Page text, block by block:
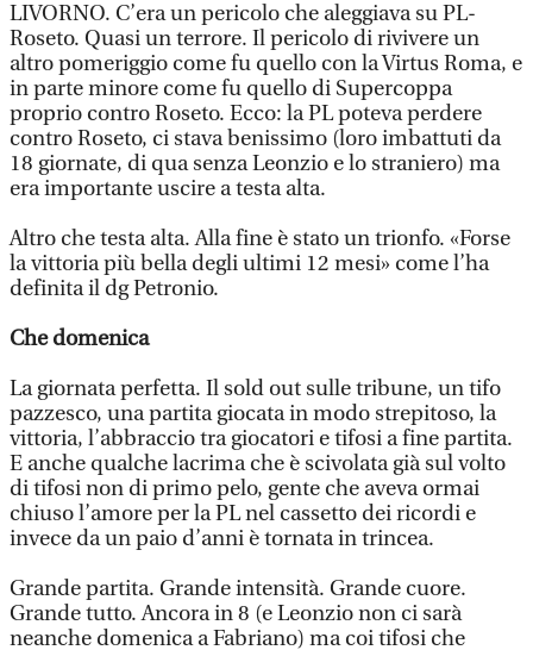
LIVORNO. C’era un pericolo che aleggiava su PL-
Roseto. Quasi un terrore. Il pericolo di rivivere un
altro pomeriggio come fu quello con la Virtus Roma, e
in parte minore come fu quello di Supercoppa
proprio contro Roseto. Ecco: la PL poteva perdere
contro Roseto, ci stava benissimo (loro imbattuti da
18 giornate, di qua senza Leonzio e lo straniero) ma
era importante uscire a testa alta.
Altro che testa alta. Alla fine è stato un trionfo. «Forse
la vittoria più bella degli ultimi 12 mesi» come l’ha
definita il dg Petronio.
Che domenica
La giornata perfetta. Il sold out sulle tribune, un tifo
pazzesco, una partita giocata in modo strepitoso, la
vittoria, l’abbraccio tra giocatori e tifosi a fine partita.
E anche qualche lacrima che è scivolata già sul volto
di tifosi non di primo pelo, gente che aveva ormai
chiuso l’amore per la PL nel cassetto dei ricordi e
invece da un paio d’anni è tornata in trincea.
Grande partita. Grande intensità. Grande cuore.
Grande tutto. Ancora in 8 (e Leonzio non ci sarà
neanche domenica a Fabriano) ma coi tifosi che